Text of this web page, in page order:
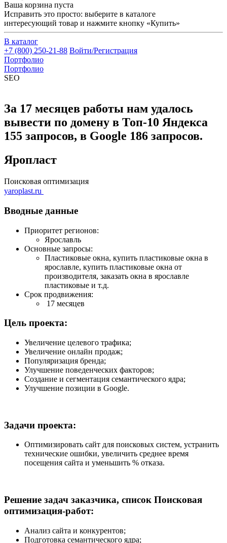
Ваша корзина пуста
Исправить это просто: выберите в каталоге
интересующий товар и нажмите кнопку «Купить»
В каталог
+7 (800) 250-21-88 Войти/Регистрация
Портфолио
Портфолио
SEO
За 17 месяцев работы нам удалось
вывести по домену в Топ-10 Яндекса
155 запросов, в Google 186 запросов.
Яропласт
Поисковая оптимизация
yaroplast.ru
Вводные данные
Приоритет регионов:
Ярославль
Основные запросы:
Пластиковые окна, купить пластиковые окна в
ярославле, купить пластиковые окна от
производителя, заказать окна в ярославле
пластиковые и т.д.
Срок продвижения:
17 месяцев
Цель проекта:
Увеличение целевого трафика;
Увеличение онлайн продаж;
Популяризация бренда;
Улучшение поведенческих факторов;
Создание и сегментация семантического ядра;
Улучшение позиции в Google.
Задачи проекта:
Оптимизировать сайт для поисковых систем, устранить
технические ошибки, увеличить среднее время
посещения сайта и уменьшить % отказа.
Решение задач заказчика, список Поисковая
оптимизация-работ:
Анализ сайта и конкурентов;
Подготовка семантического ядра;